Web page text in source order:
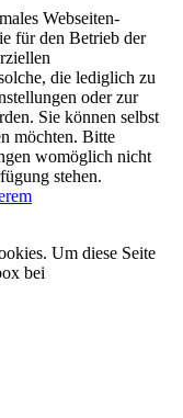
Webseiten-
für den Betrieb der
die lediglich zu
oder zur
Sie können selbst
möchten. Bitte
womöglich nicht
stehen.
Um diese Seite
bei